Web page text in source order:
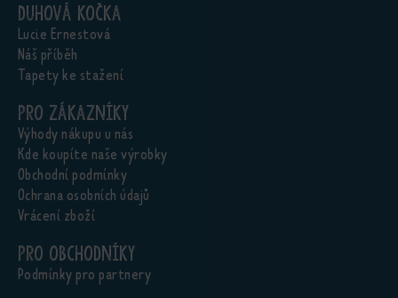
Duhová kočka
Lucie Ernestová
Náš příběh
Tapety ke stažení
Pro zákazníky
Výhody nákupu u nás
Kde koupíte naše výrobky
Obchodní podmínky
Ochrana osobních údajů
Vrácení zboží
Pro obchodníky
Podmínky pro partnery